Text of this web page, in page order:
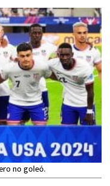
no goleó.